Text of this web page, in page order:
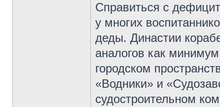
Справиться с
у многих
деды. Династии
аналогов как
городском
«Водники» и
судостроительном